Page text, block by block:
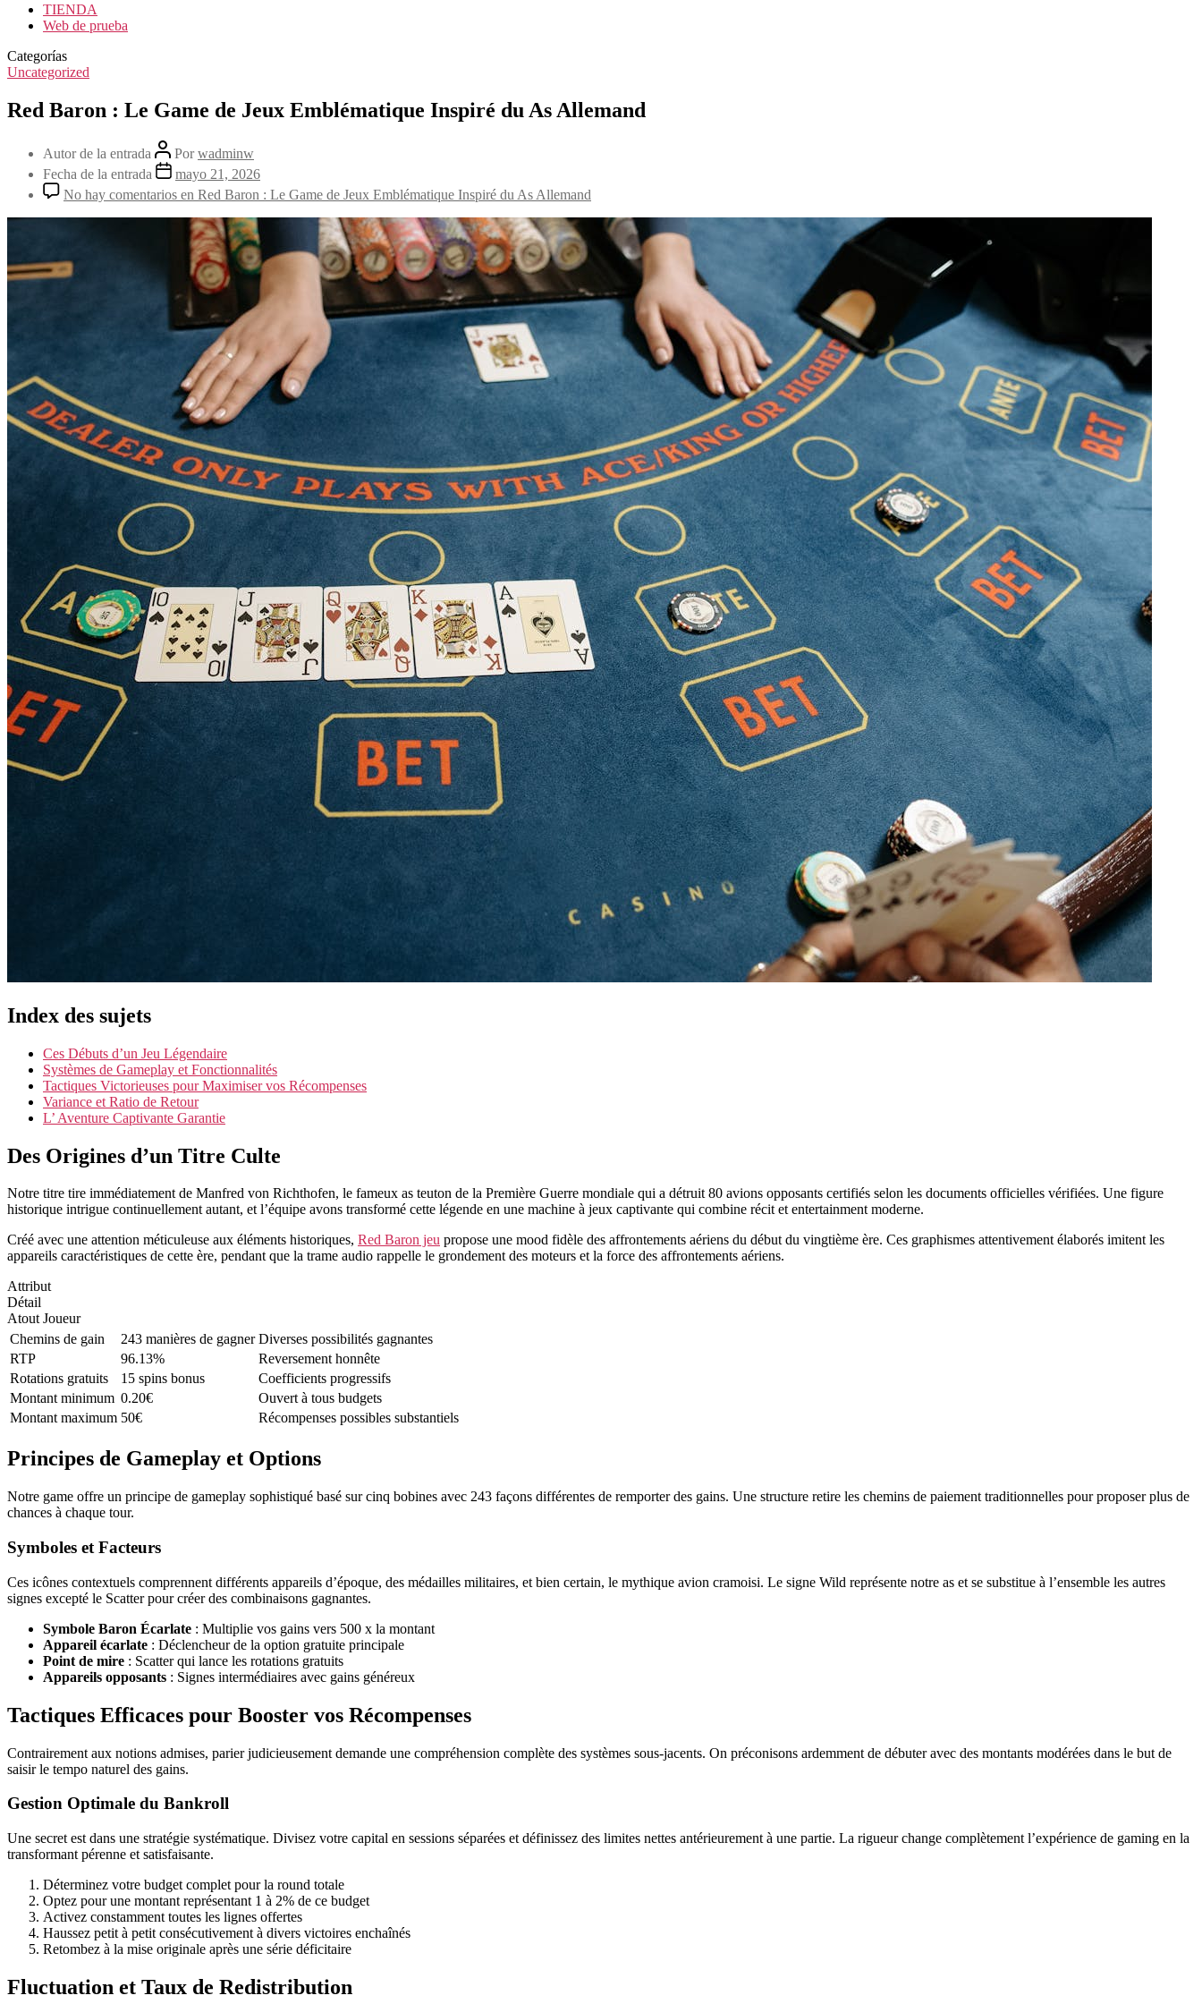
TIENDA
Web de prueba
Categorías
Uncategorized
Red Baron : Le Game de Jeux Emblématique Inspiré du As Allemand
Autor de la entrada Porwadminw
Fecha de la entrada
mayo 21, 2026
No hay comentarios en Red Baron : Le Game de Jeux Emblématique Inspiré du As Allemand
Index des sujets
Ces Débuts d’un Jeu Légendaire
Systèmes de Gameplay et Fonctionnalités
Tactiques Victorieuses pour Maximiser vos Récompenses
Variance et Ratio de Retour
L’ Aventure Captivante Garantie
Des Origines d’un Titre Culte
Notre titre tire immédiatement de Manfred von Richthofen, le fameux as teuton de la Première Guerre mondiale qui a détruit 80 avions opposants certifiés selon les documents officielles vérifiées. Une figure
historique intrigue continuellement autant, et l’équipe avons transformé cette légende en une machine à jeux captivante qui combine récit et entertainment moderne.
Créé avec une attention méticuleuse aux éléments historiques, Red Baron jeu propose une mood fidèle des affrontements aériens du début du vingtième ère. Ces graphismes attentivement élaborés imitent les
appareils caractéristiques de cette ère, pendant que la trame audio rappelle le grondement des moteurs et la force des affrontements aériens.
Attribut
Détail
Atout Joueur
Chemins de gain
243 manières de gagner Diverses possibilités gagnantes
RTP
96.13%
Reversement honnête
Rotations gratuits
15 spins bonus
Coefficients progressifs
Montant minimum 0.20€
Ouvert à tous budgets
Montant maximum 50€ Récompenses possibles substantiels
Principes de Gameplay et Options
Notre game offre un principe de gameplay sophistiqué basé sur cinq bobines avec 243 façons différentes de remporter des gains. Une structure retire les chemins de paiement traditionnelles pour proposer plus de
chances à chaque tour.
Symboles et Facteurs
Ces icônes contextuels comprennent différents appareils d’époque, des médailles militaires, et bien certain, le mythique avion cramoisi. Le signe Wild représente notre as et se substitue à l’ensemble les autres
signes excepté le Scatter pour créer des combinaisons gagnantes.
Symbole Baron Écarlate : Multiplie vos gains vers 500 x la montant
Appareil écarlate : Déclencheur de la option gratuite principale
Point de mire : Scatter qui lance les rotations gratuits
Appareils opposants : Signes intermédiaires avec gains généreux
Tactiques Efficaces pour Booster vos Récompenses
Contrairement aux notions admises, parier judicieusement demande une compréhension complète des systèmes sous-jacents. On préconisons ardemment de débuter avec des montants modérées dans le but de
saisir le tempo naturel des gains.
Gestion Optimale du Bankroll
Une secret est dans une stratégie systématique. Divisez votre capital en sessions séparées et définissez des limites nettes antérieurement à une partie. La rigueur change complètement l’expérience de gaming en la
transformant pérenne et satisfaisante.
Déterminez votre budget complet pour la round totale
Optez pour une montant représentant 1 à 2% de ce budget
Activez constamment toutes les lignes offertes
Haussez petit à petit consécutivement à divers victoires enchaînés
Retombez à la mise originale après une série déficitaire
Fluctuation et Taux de Redistribution